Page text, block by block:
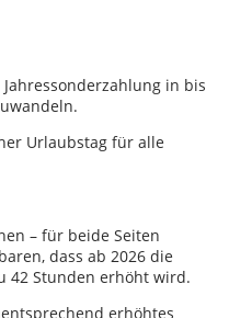
in bis
Urlaubstag für alle
– für beide Seiten
dass ab 2026 die
42 Stunden erhöht wird.
erhöhtes